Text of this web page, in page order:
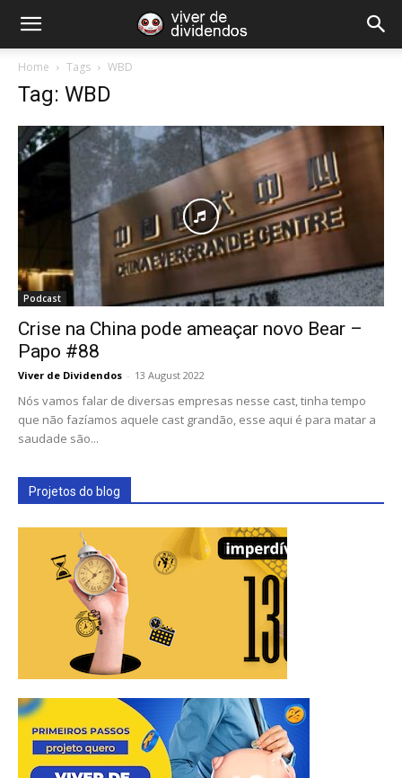
Home Tags WBD
Tag: WBD
Podcast
Crise na China pode ameaçar novo Bear –
Papo #88
Viver de Dividendos - 13 August 2022
Nós vamos falar de diversas empresas nesse cast, tinha tempo
que não fazíamos aquele cast grandão, esse aqui é para matar a
saudade são...
Projetos do blog